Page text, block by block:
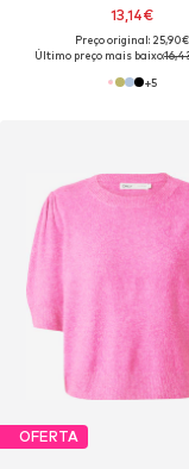
13,14€
Preço original: 25,90€
Último preço mais baixo:
+5
OFERTA